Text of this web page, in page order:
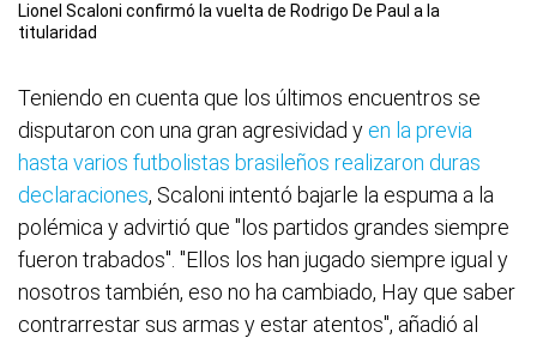
Lionel Scaloni confirmó la vuelta de Rodrigo De Paul a la
titularidad
Teniendo en cuenta que los últimos encuentros se
disputaron con una gran agresividad y en la previa
hasta varios futbolistas brasileños realizaron duras
declaraciones, Scaloni intentó bajarle la espuma a la
polémica y advirtió que "los partidos grandes siempre
fueron trabados". "Ellos los han jugado siempre igual y
nosotros también, eso no ha cambiado, Hay que saber
contrarrestar sus armas y estar atentos", añadió al